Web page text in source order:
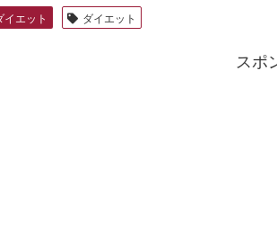
イエット ダイエット
スポ